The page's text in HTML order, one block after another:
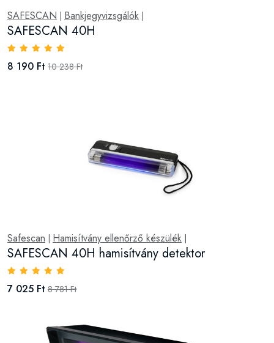
SAFESCAN Bankjegyvizsgálók
SAFESCAN 40H
8 190 Ft 10 238 Ft
Safescan Hamisítvány ellenőrző készülék
SAFESCAN 40H hamisítvány detektor
7 025 Ft 8 781 Ft